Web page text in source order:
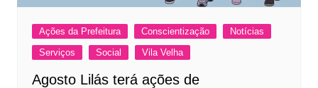
Ações da Prefeitura Conscientização
Notícias
Serviços
Social Vila Velha
Agosto Lilás terá ações de